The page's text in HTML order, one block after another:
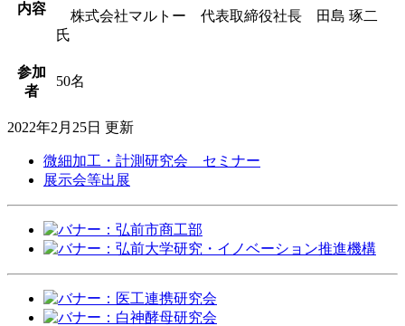
内容
株式会社マルトー 代表取締役社長 田島 琢二
氏
参加
者
50名
2022年2月25日 更新
微細加工・計測研究会 セミナー
展示会等出展